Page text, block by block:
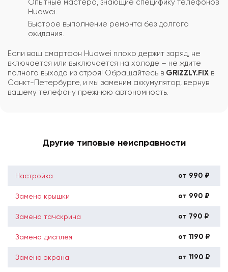
Huawei.
Быстрое выполнение ремонта без долгого
ожидания.
Если ваш смартфон Huawei плохо держит заряд, не
включается или выключается на холоде – не ждите
полного выхода из строя! Обращайтесь в GRIZZLY.FIX в
Санкт-Петербурге, и мы заменим аккумулятор, вернув
вашему телефону прежнюю автономность.
Другие типовые неисправности
Настройка от 990 ₽
Замена крышки от 990 ₽
Замена тачскрина от 790 ₽
Замена дисплея от 1190 ₽
Замена экрана от 1190 ₽